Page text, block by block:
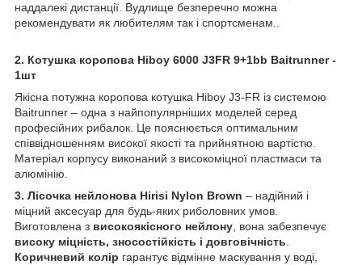
наддалекі дистанції. Вудлище безперечно можна
рекомендувати як любителям так і спортсменам..
2. Котушка коропова Hiboy 6000 J3FR 9+1bb Baitrunner -
1шт
Якісна потужна коропова котушка Hiboy J3-FR із системою
Baitrunner – одна з найпопулярніших моделей серед
професійних рибалок. Це пояснюється оптимальним
співвідношенням високої якості та прийнятною вартістю.
Матеріал корпусу виконаний з високоміцної пластмаси та
алюмінію.
3. Лісочка нейлонова Hirisi Nylon Brown – надійний і
міцний аксесуар для будь-яких риболовних умов.
Виготовлена з високоякісного нейлону, вона забезпечує
високу міцність, зносостійкість і довговічність.
Коричневий колір гарантує відмінне маскування у воді,